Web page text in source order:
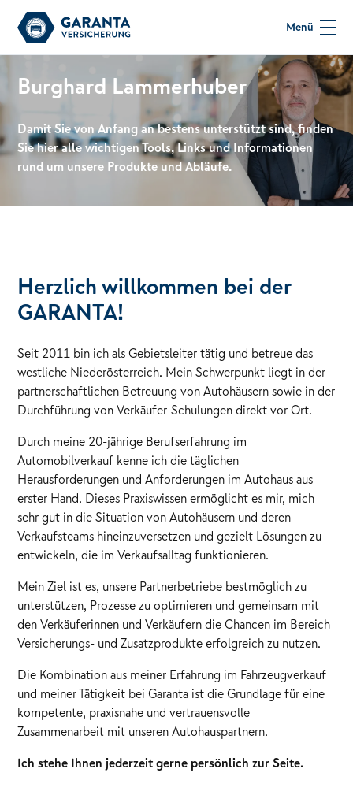
Menü
Burghard Lammerhuber
Damit Sie von Anfang an bestens unterstützt sind, finden
Sie hier alle wichtigen Tools, Links und Informationen
rund um unsere Produkte und Abläufe.
Herzlich willkommen bei der
GARANTA!
Seit 2011 bin ich als Gebietsleiter tätig und betreue das
westliche Niederösterreich. Mein Schwerpunkt liegt in der
partnerschaftlichen Betreuung von Autohäusern sowie in der
Durchführung von Verkäufer-Schulungen direkt vor Ort.
Durch meine 20-jährige Berufserfahrung im
Automobilverkauf kenne ich die täglichen
Herausforderungen und Anforderungen im Autohaus aus
erster Hand. Dieses Praxiswissen ermöglicht es mir, mich
sehr gut in die Situation von Autohäusern und deren
Verkaufsteams hineinzuversetzen und gezielt Lösungen zu
entwickeln, die im Verkaufsalltag funktionieren.
Mein Ziel ist es, unsere Partnerbetriebe bestmöglich zu
unterstützen, Prozesse zu optimieren und gemeinsam mit
den Verkäuferinnen und Verkäufern die Chancen im Bereich
Versicherungs- und Zusatzprodukte erfolgreich zu nutzen.
Die Kombination aus meiner Erfahrung im Fahrzeugverkauf
und meiner Tätigkeit bei Garanta ist die Grundlage für eine
kompetente, praxisnahe und vertrauensvolle
Zusammenarbeit mit unseren Autohauspartnern.
Ich stehe Ihnen jederzeit gerne persönlich zur Seite.